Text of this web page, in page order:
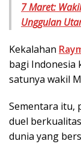
7 Maret:
Unggulan
Kekalahan
bagi Indonesia
satunya wakil
Sementara itu,
duel
dunia yang